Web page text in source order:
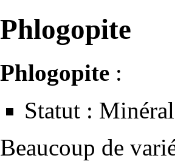
Phlogopite
Phlogopite :
Statut :
Beaucoup de